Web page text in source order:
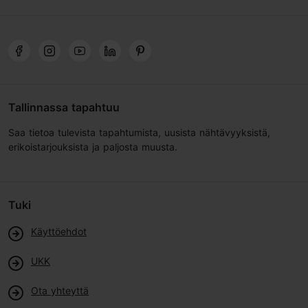
Tallinnassa tapahtuu
Saa tietoa tulevista tapahtumista, uusista nähtävyyksistä,
erikoistarjouksista ja paljosta muusta.
Tuki
Käyttöehdot
UKK
Ota yhteyttä